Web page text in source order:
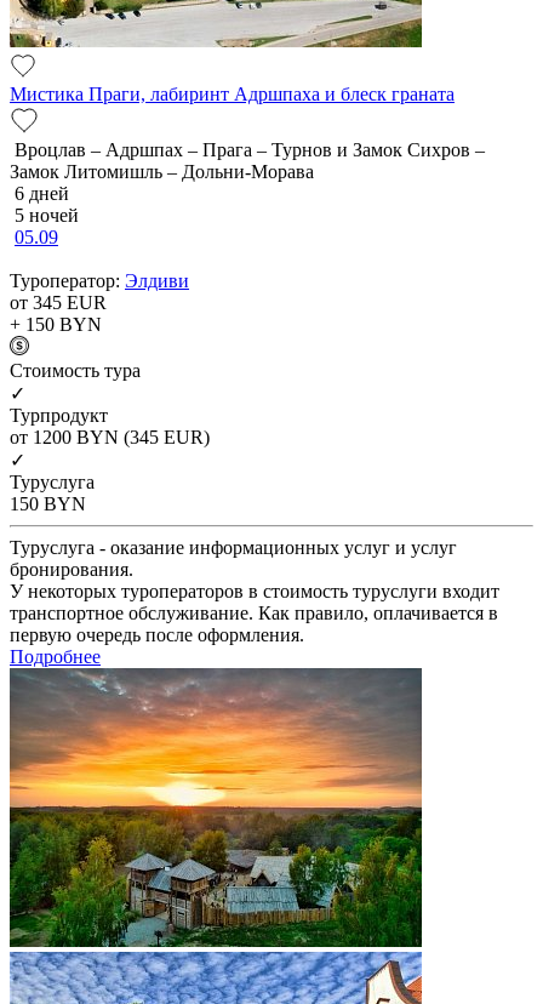
Мистика Праги, лабиринт Адршпаха и блеск граната
Вроцлав – Адршпах – Прага – Турнов и Замок Сихров –
Замок Литомишль – Дольни-Морава
6 дней
5 ночей
05.09
Туроператор: Элдиви
от 345 EUR
+ 150 BYN
Cтоимость тура
✓
Турпродукт
от 1200 BYN (345 EUR)
✓
Туруслуга
150 BYN
Туруслуга - оказание информационных услуг и услуг
бронирования.
У некоторых туроператоров в стоимость туруслуги входит
транспортное обслуживание. Как правило, оплачивается в
первую очередь после оформления.
Подробнее